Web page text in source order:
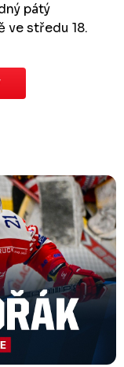
pátý
ve středu 18.
ve 14:15,
termínu, o
, které se
z důvodu
na
utkají
.